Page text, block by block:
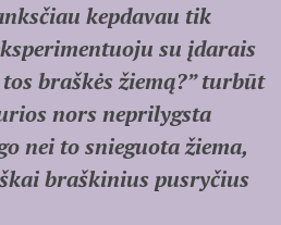
kepdavau tik
su įdarais
braškės žiemą?” turbūt
nors neprilygsta
nei to snieguota žiema,
braškinius pusryčius